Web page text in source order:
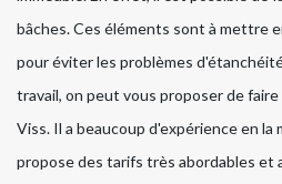
bâches. Ces éléments sont à mettre
pour éviter les problèmes
travail, on peut vous proposer de
Viss. Il a beaucoup d'expérience en la
propose des tarifs très abordables et